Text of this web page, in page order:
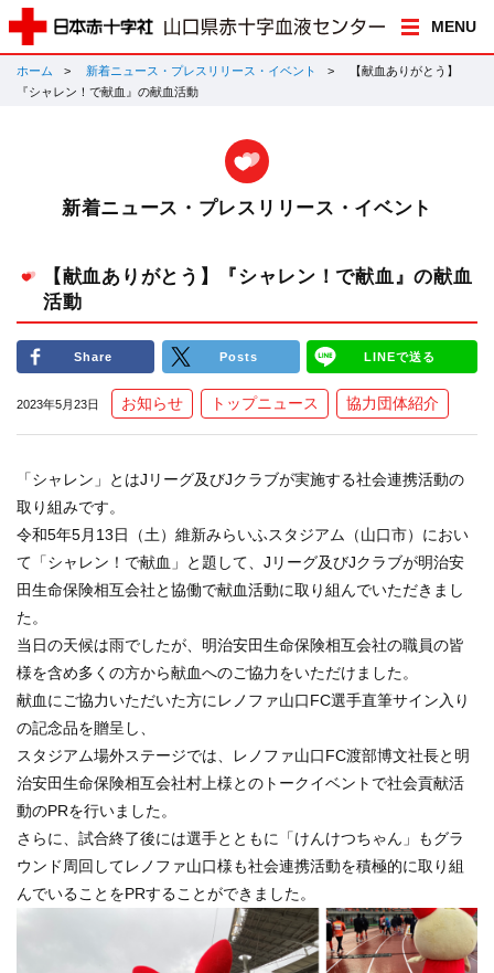
MENU
ホーム 新着ニュース・プレスリリース・イベント
【献血ありがとう】
『シャレン！で献血』の献血活動
新着ニュース・プレスリリース・イベント
【献血ありがとう】『シャレン！で献血』の献血
活動
Share Posts LINEで送る
2023年5月23日 お知らせ トップニュース 協力団体紹介
「シャレン」とはJリーグ及びJクラブが実施する社会連携活動の
取り組みです。
令和5年5月13日（土）維新みらいふスタジアム（山口市）におい
て「シャレン！で献血」と題して、Jリーグ及びJクラブが明治安
田生命保険相互会社と協働で献血活動に取り組んでいただきまし
た。
当日の天候は雨でしたが、明治安田生命保険相互会社の職員の皆
様を含め多くの方から献血へのご協力をいただけました。
献血にご協力いただいた方にレノファ山口FC選手直筆サイン入り
の記念品を贈呈し、
スタジアム場外ステージでは、レノファ山口FC渡部博文社長と明
治安田生命保険相互会社村上様とのトークイベントで社会貢献活
動のPRを行いました。
さらに、試合終了後には選手とともに「けんけつちゃん」もグラ
ウンド周回してレノファ山口様も社会連携活動を積極的に取り組
んでいることをPRすることができました。